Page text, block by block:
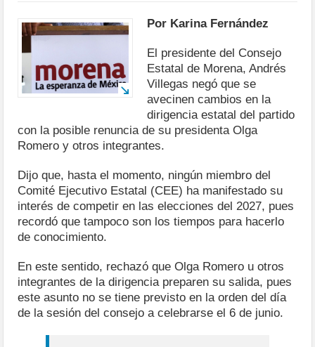
Por Karina Fernández
El presidente del Consejo
Estatal de Morena, Andrés
Villegas negó que se
avecinen cambios en la
dirigencia estatal del partido
con la posible renuncia de su presidenta Olga
Romero y otros integrantes.
Dijo que, hasta el momento, ningún miembro del
Comité Ejecutivo Estatal (CEE) ha manifestado su
interés de competir en las elecciones del 2027, pues
recordó que tampoco son los tiempos para hacerlo
de conocimiento.
En este sentido, rechazó que Olga Romero u otros
integrantes de la dirigencia preparen su salida, pues
este asunto no se tiene previsto en la orden del día
de la sesión del consejo a celebrarse el 6 de junio.